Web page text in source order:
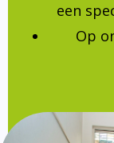
een
Op